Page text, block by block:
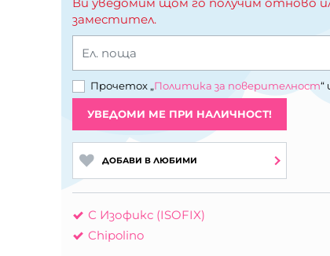
заместител.
Ел. поща
Прочетох „Политика за поверителност“
УВЕДОМИ МЕ ПРИ НАЛИЧНОСТ!
ДОБАВИ В ЛЮБИМИ
С Изофикс (ISOFIX)
Chipolino